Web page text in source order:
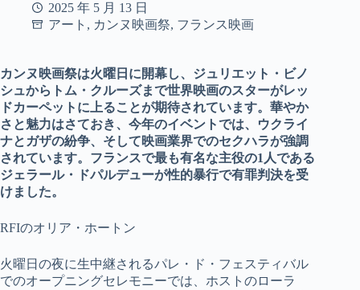
2025 年 5 月 13 日
アート , カンヌ映画祭, フランス映画
カンヌ映画祭は火曜日に開幕し、ジュリエット・ビノ
シュからトム・クルーズまで世界映画のスターがレッ
ドカーペットに上ることが期待されています。華やか
さと魅力はさておき、今年のイベントでは、ウクライ
ナとガザの紛争、そして映画業界でのセクハラが強調
されています。フランスで最も有名な主役の1人である
ジェラール・ドパルデューが性的暴行で有罪判決を受
けました。
RFIのオリア・ホートン
火曜日の夜に生中継されるパレ・ド・フェスティバル
でのオープニングセレモニーでは、ホストのローラ